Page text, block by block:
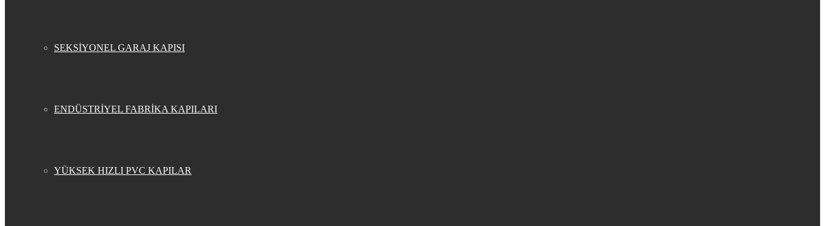
SEKSİYONEL GARAJ KAPISI
ENDÜSTRİYEL FABRİKA KAPILARI
YÜKSEK HIZLI PVC KAPILAR